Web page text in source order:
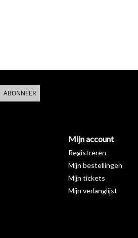
ABONNEER
Mijn account
Registreren
Mijn bestellingen
Mijn tickets
Mijn verlanglijst